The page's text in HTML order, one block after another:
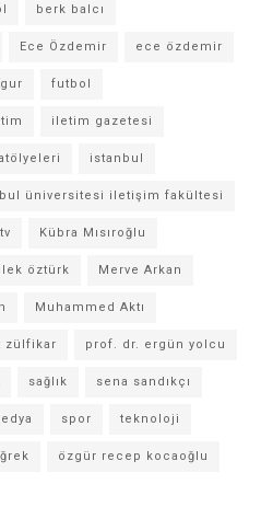
berk balcı
Ece Özdemir ece özdemir
futbol
iletim gazetesi
istanbul
üniversitesi iletişim fakültesi
Kübra Mısıroğlu
öztürk Merve Arkan
Muhammed Aktı
zülfikar prof. dr. ergün yolcu
sağlık sena sandıkçı
spor teknoloji
özgür recep kocaoğlu